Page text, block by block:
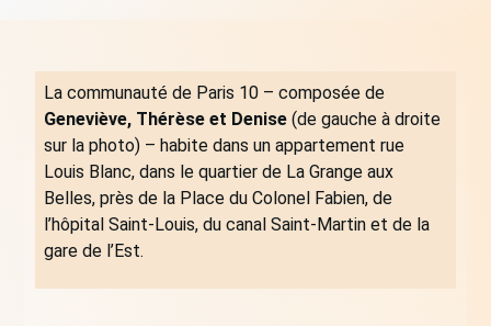
La communauté de Paris 10 – composée de
Geneviève, Thérèse et Denise (de gauche à droite
sur la photo) – habite dans un appartement rue
Louis Blanc, dans le quartier de La Grange aux
Belles, près de la Place du Colonel Fabien, de
l’hôpital Saint-Louis, du canal Saint-Martin et de la
gare de l’Est.